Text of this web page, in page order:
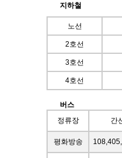
지하철
노선
2호선
3호선
4호선
버스
정류장
간
평화방송